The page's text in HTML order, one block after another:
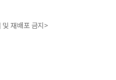
재배포 금지>